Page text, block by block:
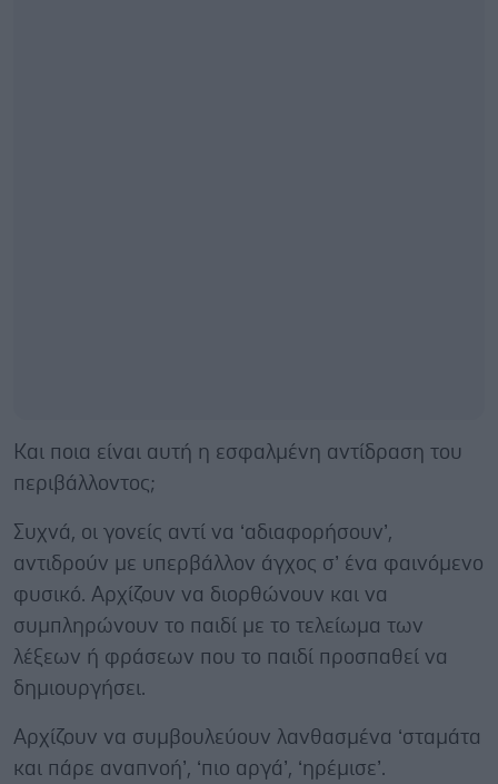
Και ποια είναι αυτή η εσφαλμένη αντίδραση του
περιβάλλοντος;
Συχνά, οι γονείς αντί να ‘αδιαφορήσουν’,
αντιδρούν με υπερβάλλον άγχος σ’ ένα φαινόμενο
φυσικό. Αρχίζουν να διορθώνουν και να
συμπληρώνουν το παιδί με το τελείωμα των
λέξεων ή φράσεων που το παιδί προσπαθεί να
δημιουργήσει.
Αρχίζουν να συμβουλεύουν λανθασμένα ‘σταμάτα
και πάρε αναπνοή’, ‘πιο αργά’, ‘ηρέμισε’.